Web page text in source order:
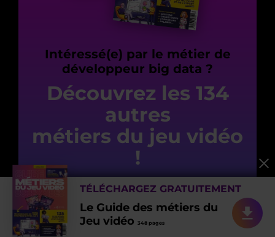
Intéressé(e) par le métier de
développeur big data ?
Découvrez les 134
autres
métiers du jeu vidéo
!
TÉLÉCHARGER GRATUITEMENT
PDF de 348 pages
TÉLÉCHARGEZ GRATUITEMENT
Le Guide des métiers du
Jeu vidéo 348 pages